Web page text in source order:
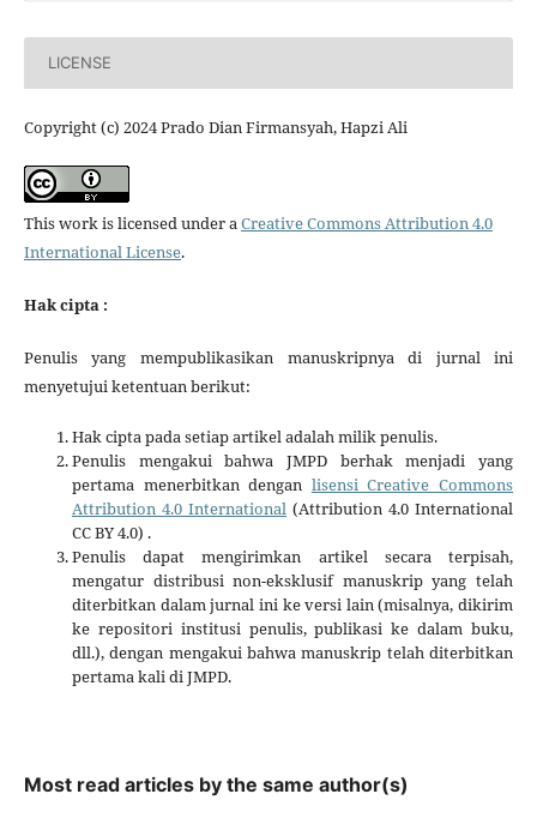
LICENSE
Copyright (c) 2024 Prado Dian Firmansyah, Hapzi Ali
This work is licensed under aCreative Commons Attribution 4.0
International License.
Hak cipta :
Penulis yang mempublikasikan manuskripnya di jurnal ini
menyetujui ketentuan berikut:
Hak cipta pada setiap artikel adalah milik penulis.
Penulis mengakui bahwa JMPD berhak menjadi yang
pertama menerbitkan dengan lisensi Creative Commons
Attribution 4.0 International (Attribution 4.0 International
CC BY 4.0) .
Penulis dapat mengirimkan artikel secara terpisah,
mengatur distribusi non-eksklusif manuskrip yang telah
diterbitkan dalam jurnal ini ke versi lain (misalnya, dikirim
ke repositori institusi penulis, publikasi ke dalam buku,
dll.), dengan mengakui bahwa manuskrip telah diterbitkan
pertama kali di JMPD.
Most read articles by the same author(s)